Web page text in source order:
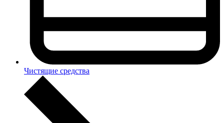
Чистящие средства